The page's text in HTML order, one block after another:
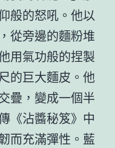
般的怒吼。他以
從旁邊的麵粉堆
用氣功般的捏製
的巨大麵皮。他
疊，變成一個半
《沾醬秘笈》中
而充滿彈性。藍